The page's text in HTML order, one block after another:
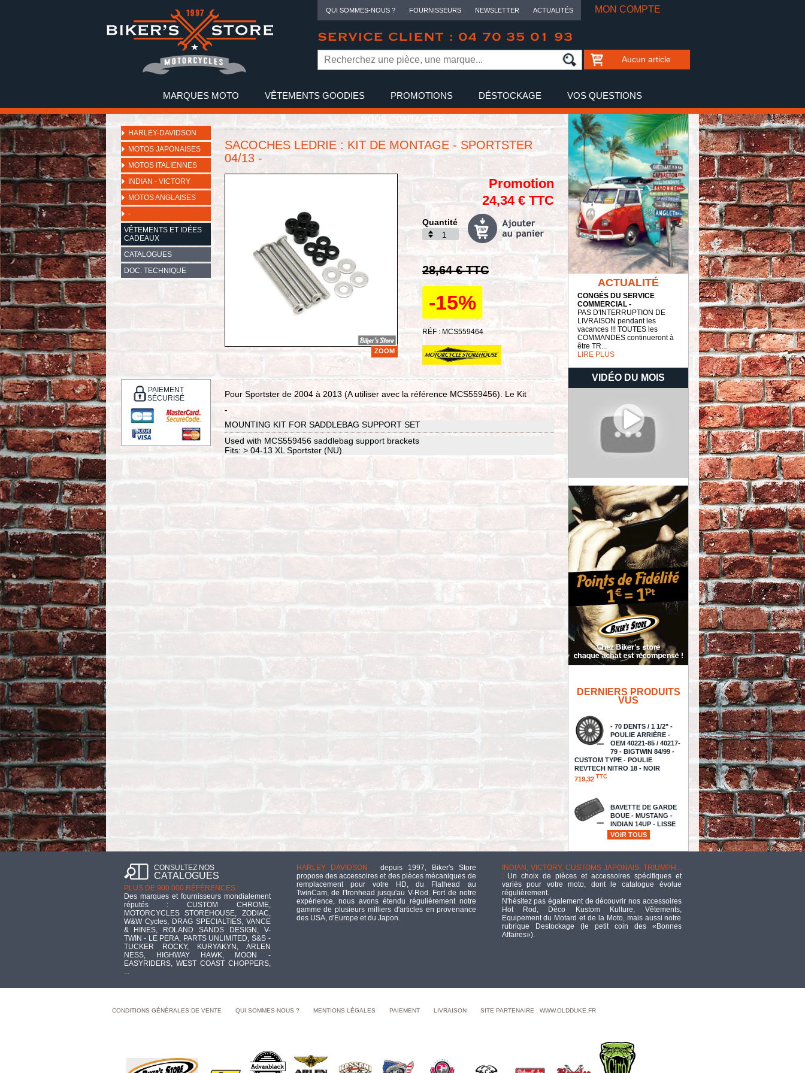
QUI SOMMES-NOUS ? FOURNISSEURS NEWSLETTER ACTUALITÉS MON COMPTE
SERVICE CLIENT : 04 70 35 01 93
Aucun article
MARQUES MOTO VÊTEMENTS GOODIES PROMOTIONS DÉSTOCKAGE VOS QUESTIONS
NOUS CONTACTER
HARLEY-DAVIDSON
MOTOS JAPONAISES
MOTOS ITALIENNES
INDIAN - VICTORY
MOTOS ANGLAISES
-
VÊTEMENTS ET IDÉES
CADEAUX
CATALOGUES
DOC. TECHNIQUE
PAIEMENT
SÉCURISÉ
SACOCHES LEDRIE : KIT DE MONTAGE - SPORTSTER
04/13 -
ZOOM
Promotion
24,34 € TTC
Quantité
28,64 € TTC
-15%
RÉF : MCS559464
Pour Sportster de 2004 à 2013 (A utiliser avec la référence MCS559456). Le Kit
-
MOUNTING KIT FOR SADDLEBAG SUPPORT SET
Used with MCS559456 saddlebag support brackets
Fits: > 04-13 XL Sportster (NU)
ACTUALITÉ
CONGÉS DU SERVICE
COMMERCIAL -
PAS D'INTERRUPTION DE
LIVRAISON pendant les
vacances !!! TOUTES les
COMMANDES continueront à
être TR...
LIRE PLUS
VIDÉO DU MOIS
DERNIERS PRODUITS
VUS
- 70 DENTS / 1 1/2" -
POULIE ARRIÈRE -
OEM 40221-85 / 40217-
79 - BIGTWIN 84/99 -
CUSTOM TYPE - POULIE
REVTECH NITRO 18 - NOIR
719,32 TTC
BAVETTE DE GARDE
BOUE - MUSTANG -
INDIAN 14UP - LISSE
AVEC RIVETS
FILTRE A ESSENCE -
RIBBED FUEL FILTER
- CHROME - 5/16"
37,40 TTC
F16 red/black jersey FLY - Size L
30,40
TTC
GOUJON FILETE -
1/4"-28 X LONGUEUR
VOIR TOUS
CONSULTEZ NOS
CATALOGUES
PLUS DE 900 000 RÉFÉRENCES :
Des marques et fournisseurs mondialement
réputés : CUSTOM CHROME,
MOTORCYCLES STOREHOUSE, ZODIAC,
W&W Cycles, DRAG SPECIALTIES, VANCE
& HINES, ROLAND SANDS DESIGN, V-
TWIN - LE PERA, PARTS UNLIMITED, S&S -
TUCKER ROCKY, KURYAKYN, ARLEN
NESS, HIGHWAY HAWK, MOON -
EASYRIDERS, WEST COAST CHOPPERS,
HARLEY DAVIDSON : depuis 1997, Biker's Store
propose des accessoires et des pièces mécaniques de
remplacement pour votre HD, du Flathead au
TwinCam, de l'Ironhead jusqu'au V-Rod. Fort de notre
expérience, nous avons étendu régulièrement notre
gamme de plusieurs milliers d'articles en provenance
des USA, d'Europe et du Japon.
INDIAN, VICTORY, CUSTOMS JAPONAIS, TRIUMPH...
:Un choix de pièces et accessoires spécifiques et
variés pour votre moto, dont le catalogue évolue
régulièrement.
N'hésitez pas également de découvrir nos accessoires
Hot Rod, Déco Kustom Kulture, Vêtements,
Equipement du Motard et de la Moto, mais aussi notre
rubrique Destockage (le petit coin des «Bonnes
Affaires»).
CONDITIONS GÉNÉRALES DE VENTE QUI SOMMES-NOUS ? MENTIONS LÉGALES PAIEMENT LIVRAISON SITE PARTENAIRE : WWW.OLDDUKE.FR